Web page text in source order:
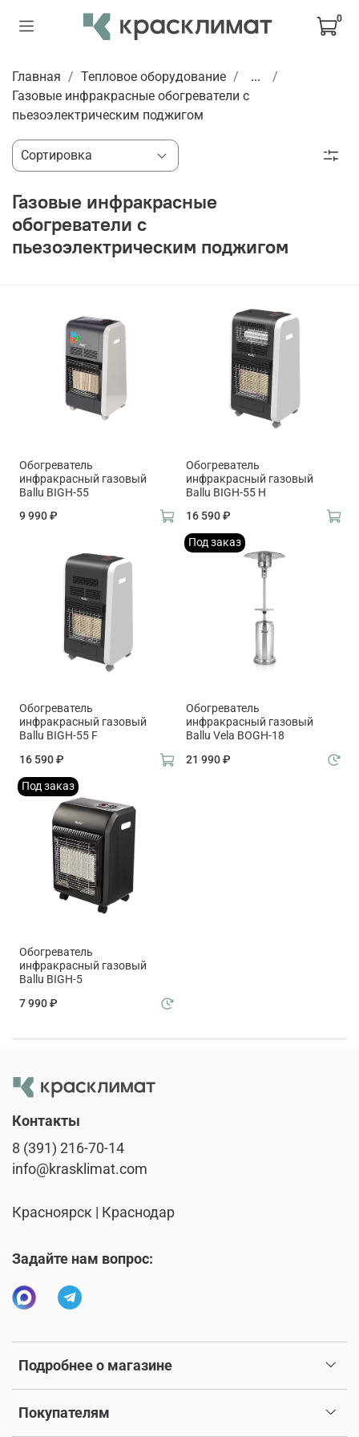
0
Главная Тепловое оборудование
...
Газовые инфракрасные обогреватели с
пьезоэлектрическим поджигом
Газовые инфракрасные
обогреватели с
пьезоэлектрическим поджигом
Обогреватель
инфракрасный газовый
Ballu BIGH-55
9 990 ₽
Обогреватель
инфракрасный газовый
Ballu BIGH-55 H
16 590 ₽
Обогреватель
инфракрасный газовый
Ballu BIGH-55 F
16 590 ₽
Под заказ
Обогреватель
инфракрасный газовый
Ballu Vela BOGH-18
21 990 ₽
Под заказ
Обогреватель
инфракрасный газовый
Ballu BIGH-5
7 990 ₽
Подробнее о магазине
Покупателям
Контакты
8 (391) 216-70-14
info@krasklimat.com
Красноярск | Краснодар
Задайте нам вопрос: